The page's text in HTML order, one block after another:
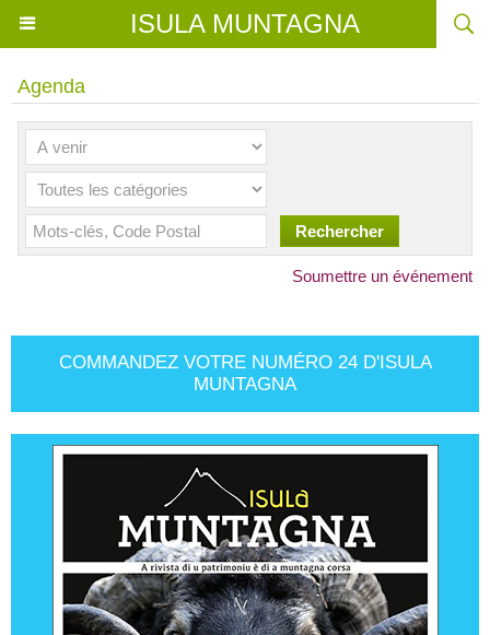
ISULA MUNTAGNA
Agenda
Soumettre un événement
COMMANDEZ VOTRE NUMÉRO 24 D'ISULA
MUNTAGNA